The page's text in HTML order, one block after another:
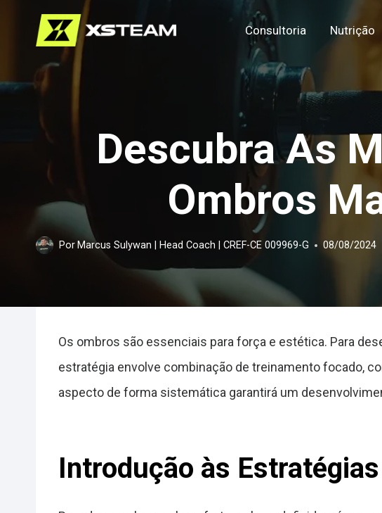
Conteúdo
Consultoria Nutrição
Descubra As
Ombros
Por Marcus Sulywan | Head Coach | CREF-CE 009969-G 08/08/2024
Os ombros são essenciais para força e estética. Para
estratégia envolve combinação de treinamento focado,
aspecto de forma sistemática garantirá um
Introdução às